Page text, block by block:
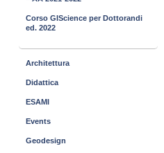
Corso GIScience per Dottorandi
ed. 2022
Architettura
Didattica
ESAMI
Events
Geodesign